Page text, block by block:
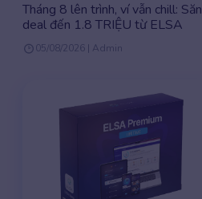
Tháng 8 lên trình, ví vẫn chill: Săn
deal đến 1.8 TRIỆU từ ELSA
05/08/2026 | Admin